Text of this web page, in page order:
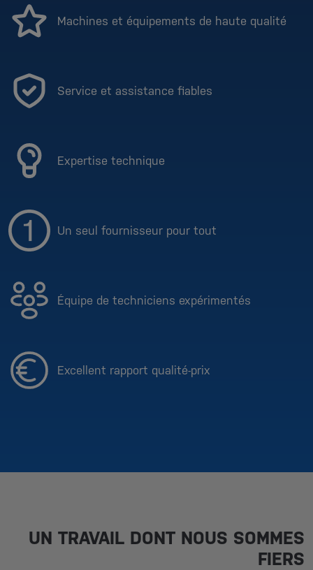
Machines et équipements de haute qualité
Service et assistance fiables
Expertise technique
Un seul fournisseur pour tout
Équipe de techniciens expérimentés
Excellent rapport qualité-prix
UN TRAVAIL DONT NOUS SOMMES
FIERS